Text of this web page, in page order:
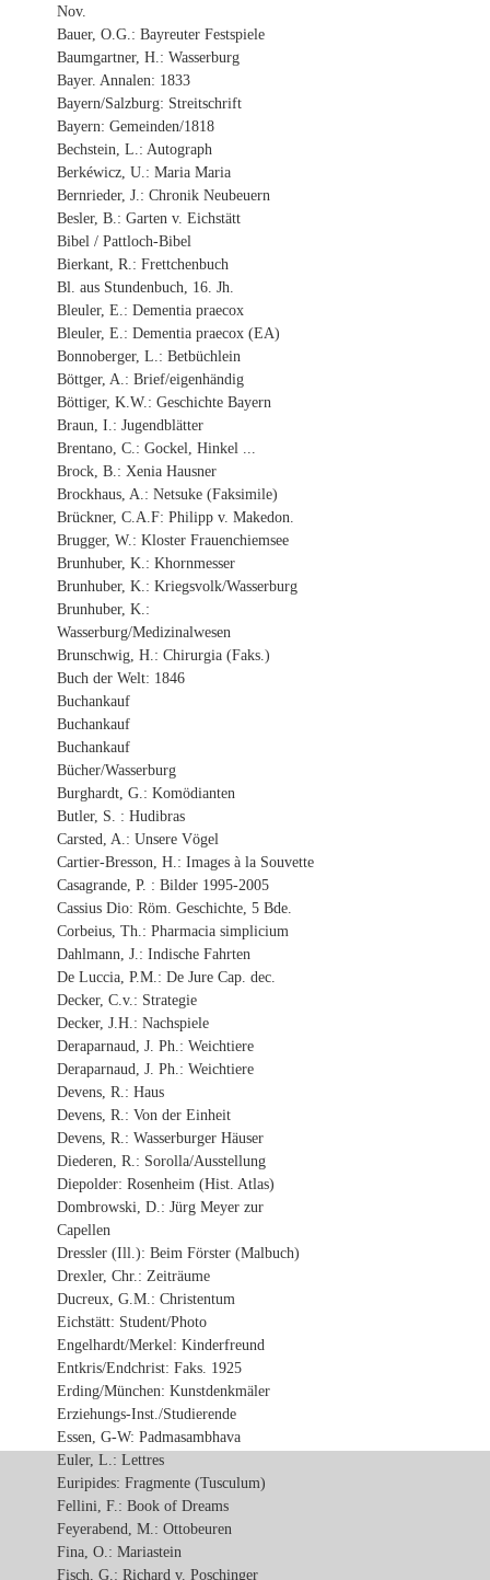
Nov.
Bauer, O.G.: Bayreuter Festspiele
Baumgartner, H.: Wasserburg
Bayer. Annalen: 1833
Bayern/Salzburg: Streitschrift
Bayern: Gemeinden/1818
Bechstein, L.: Autograph
Berkéwicz, U.: Maria Maria
Bernrieder, J.: Chronik Neubeuern
Besler, B.: Garten v. Eichstätt
Bibel / Pattloch-Bibel
Bierkant, R.: Frettchenbuch
Bl. aus Stundenbuch, 16. Jh.
Bleuler, E.: Dementia praecox
Bleuler, E.: Dementia praecox (EA)
Bonnoberger, L.: Betbüchlein
Böttger, A.: Brief/eigenhändig
Böttiger, K.W.: Geschichte Bayern
Braun, I.: Jugendblätter
Brentano, C.: Gockel, Hinkel ...
Brock, B.: Xenia Hausner
Brockhaus, A.: Netsuke (Faksimile)
Brückner, C.A.F: Philipp v. Makedon.
Brugger, W.: Kloster Frauenchiemsee
Brunhuber, K.: Khornmesser
Brunhuber, K.: Kriegsvolk/Wasserburg
Brunhuber, K.:
Wasserburg/Medizinalwesen
Brunschwig, H.: Chirurgia (Faks.)
Buch der Welt: 1846
Buchankauf
Buchankauf
Buchankauf
Bücher/Wasserburg
Burghardt, G.: Komödianten
Butler, S. : Hudibras
Carsted, A.: Unsere Vögel
Cartier-Bresson, H.: Images à la Souvette
Casagrande, P. : Bilder 1995-2005
Cassius Dio: Röm. Geschichte, 5 Bde.
Corbeius, Th.: Pharmacia simplicium
Dahlmann, J.: Indische Fahrten
De Luccia, P.M.: De Jure Cap. dec.
Decker, C.v.: Strategie
Decker, J.H.: Nachspiele
Deraparnaud, J. Ph.: Weichtiere
Deraparnaud, J. Ph.: Weichtiere
Devens, R.: Haus
Devens, R.: Von der Einheit
Devens, R.: Wasserburger Häuser
Diederen, R.: Sorolla/Ausstellung
Diepolder: Rosenheim (Hist. Atlas)
Dombrowski, D.: Jürg Meyer zur
Capellen
Dressler (Ill.): Beim Förster (Malbuch)
Drexler, Chr.: Zeiträume
Ducreux, G.M.: Christentum
Eichstätt: Student/Photo
Engelhardt/Merkel: Kinderfreund
Entkris/Endchrist: Faks. 1925
Erding/München: Kunstdenkmäler
Erziehungs-Inst./Studierende
Essen, G-W: Padmasambhava
Euler, L.: Lettres
Euripides: Fragmente (Tusculum)
Fellini, F.: Book of Dreams
Feyerabend, M.: Ottobeuren
Fina, O.: Mariastein
Fisch, G.: Richard v. Poschinger